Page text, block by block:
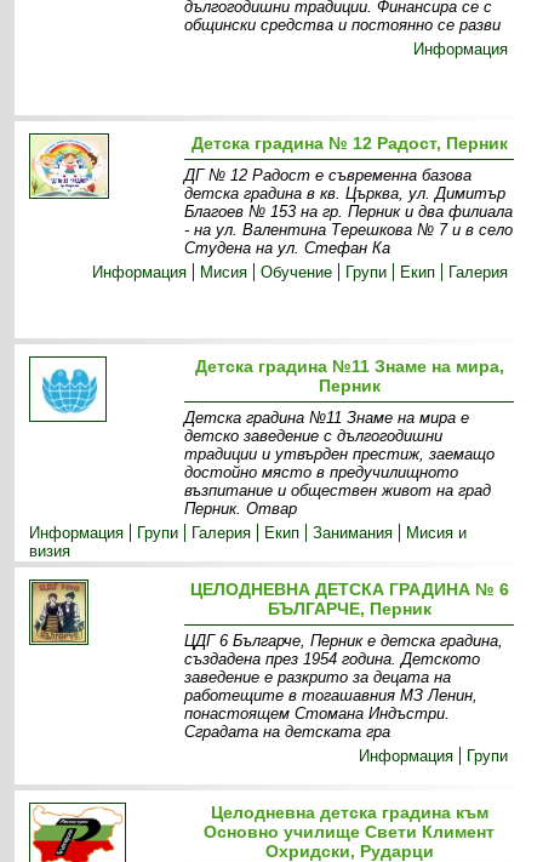
дългогодишни традиции. Финансира се с
общински средства и постоянно се разви
Информация
Детска градина № 12 Радост, Перник
ДГ № 12 Радост е съвременна базова
детска градина в кв. Църква, ул. Димитър
Благоев № 153 на гр. Перник и два филиала
- на ул. Валентина Терешкова № 7 и в село
Студена на ул. Стефан Ка
Информация
Мисия Обучение Групи Екип Галерия
Детска градина №11 Знаме на мира,
Перник
Детска градина №11 Знаме на мира е
детско заведение с дългогодишни
традиции и утвърден престиж, заемащо
достойно място в предучилищното
възпитание и обществен живот на град
Перник. Отвар
Информация
Групи Галерия Екип Занимания
Мисия и
визия
ЦЕЛОДНЕВНА ДЕТСКА ГРАДИНА № 6
БЪЛГАРЧЕ, Перник
ЦДГ 6 Българче, Перник е детска градина,
създадена през 1954 година. Детското
заведение е разкрито за децата на
работещите в тогашавния МЗ Ленин,
понастоящем Стомана Индъстри.
Сградата на детската гра
Информация
Групи
Целодневна детска градина към
Основно училище Свети Климент
Охридски, Рударци